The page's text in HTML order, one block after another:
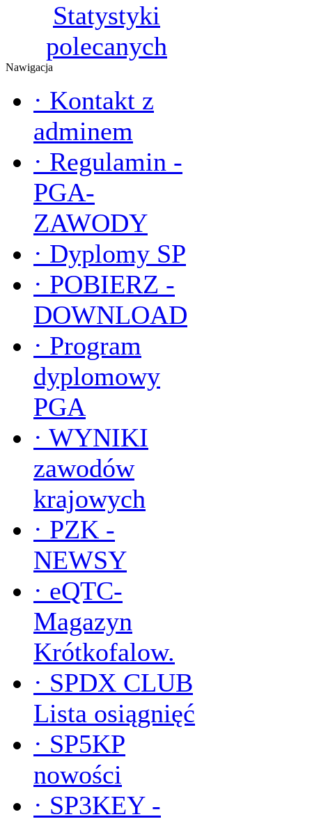
Statystyki
polecanych
Nawigacja
· Kontakt z
adminem
· Regulamin -
PGA-
ZAWODY
· Dyplomy SP
· POBIERZ -
DOWNLOAD
· Program
dyplomowy
PGA
· WYNIKI
zawodów
krajowych
· PZK -
NEWSY
· eQTC-
Magazyn
Krótkofalow.
· SPDX CLUB
Lista osiągnięć
· SP5KP
nowości
· SP3KEY -